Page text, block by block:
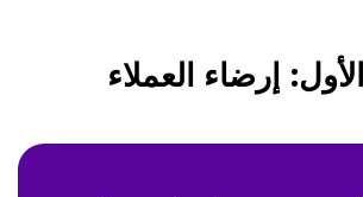
إرضاء العملاء